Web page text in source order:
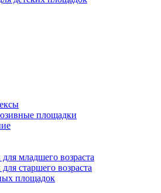
площадки
младшего возраста
старшего возраста
площадок